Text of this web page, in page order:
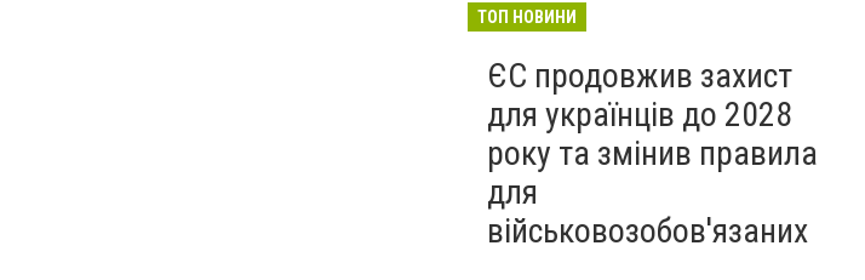
ТОП НОВИНИ
ЄС продовжив захист
для українців до 2028
року та змінив правила
для
військовозобов'язаних